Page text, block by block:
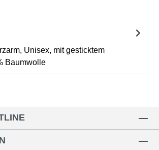
Unisex, mit gesticktem
Baumwolle